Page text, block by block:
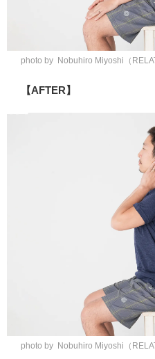
photo by Nobuhiro Miyoshi（
【AFTER】
photo by Nobuhiro Miyoshi（